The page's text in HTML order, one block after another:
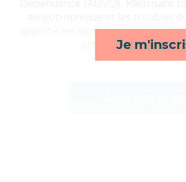
Je
apporte ses services de toilette/
activités et